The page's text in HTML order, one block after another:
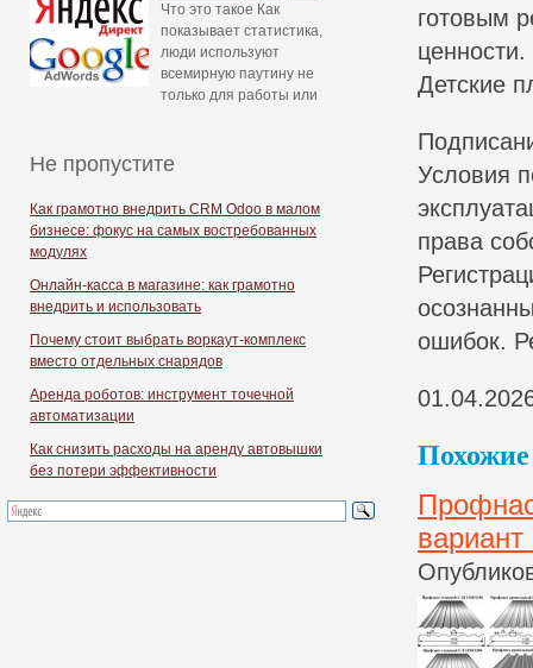
Что это такое Как
показывает статистика,
люди используют
всемирную паутину не
только для работы или
Не пропустите
Как грамотно внедрить CRM Odoo в малом
бизнесе: фокус на самых востребованных
модулях
Онлайн-касса в магазине: как грамотно
внедрить и использовать
Почему стоит выбрать воркаут-комплекс
вместо отдельных снарядов
Аренда роботов: инструмент точечной
автоматизации
Как снизить расходы на аренду автовышки
без потери эффективности
готовым
Детские
Условия
права
ошибок.
Похожие
вариант